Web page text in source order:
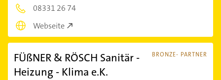
08331 26 74
Webseite
BRONZE- PARTNER
FÜßNER & RÖSCH Sanitär -
Heizung - Klima e.K.